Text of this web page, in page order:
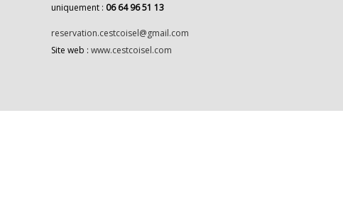
uniquement : 06 64 96 51 13
reservation.cestcoisel@gmail.com
Site web : www.cestcoisel.com